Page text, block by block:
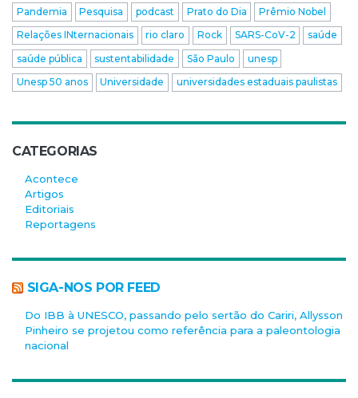
Pandemia
Pesquisa podcast Prato do Dia
Prêmio Nobel
Relações INternacionais
rio claro Rock SARS-CoV-2
saúde
saúde pública
sustentabilidade São Paulo
unesp
Unesp 50 anos
Universidade universidades estaduais paulistas
CATEGORIAS
Acontece
Artigos
Editoriais
Reportagens
SIGA-NOS POR FEED
Do IBB à UNESCO, passando pelo sertão do Cariri, Allysson
Pinheiro se projetou como referência para a paleontologia
nacional